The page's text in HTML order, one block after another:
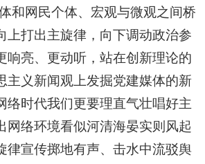
和网民个体、宏观与微观之间桥
上打出主旋律，向下调动政治参
响亮、更动听，站在创新理论的
主义新闻观上发掘党建媒体的新
络时代我们更要理直气壮唱好主
网络环境看似河清海晏实则风起
律宣传掷地有声、击水中流驳舆